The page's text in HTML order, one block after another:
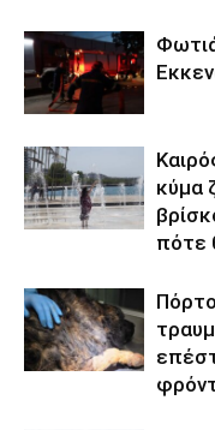
κύμα
πότε